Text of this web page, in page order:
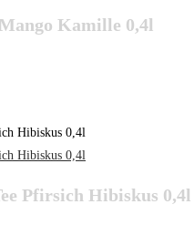
Kamille 0,4l
Pfirsich Hibiskus 0,4l